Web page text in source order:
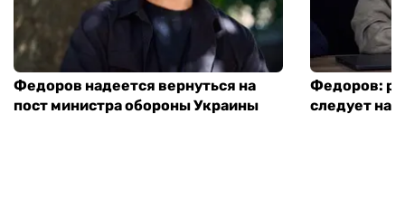
Федоров надеется вернуться на
пост министра обороны Украины
Федоров:
следует